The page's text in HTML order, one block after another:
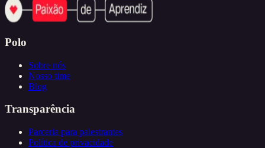
Polo
Sobre nós
Nosso time
Blog
Transparência
Parceria para palestrantes
Política de privacidade